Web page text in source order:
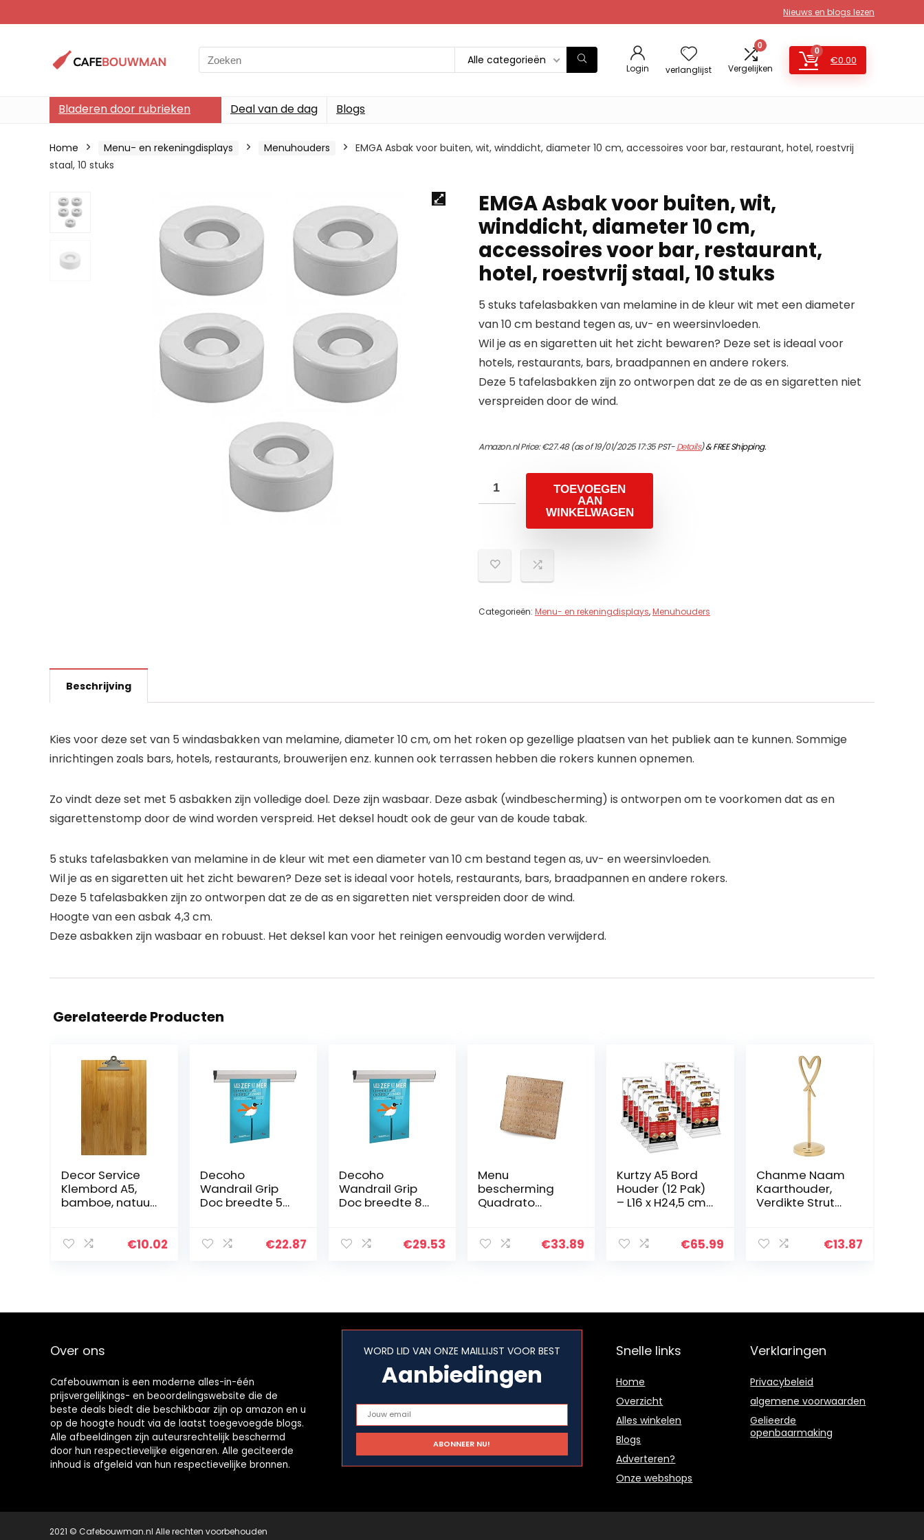
Nieuws en blogs lezen
Search
for:
Alle categorieën
Login verlanglijst
0
Vergelijken
0
€0.00
Bladeren door rubrieken Deal van de dag Blogs
Home Menu- en rekeningdisplays Menuhouders
EMGA Asbak voor buiten, wit, winddicht, diameter 10 cm, accessoires voor bar, restaurant, hotel, roestvrij
staal, 10 stuks
EMGA Asbak voor buiten, wit,
winddicht, diameter 10 cm,
accessoires voor bar, restaurant,
hotel, roestvrij staal, 10 stuks
5 stuks tafelasbakken van melamine in de kleur wit met een diameter
van 10 cm bestand tegen as, uv- en weersinvloeden.
Wil je as en sigaretten uit het zicht bewaren? Deze set is ideaal voor
hotels, restaurants, bars, braadpannen en andere rokers.
Deze 5 tafelasbakken zijn zo ontworpen dat ze de as en sigaretten niet
verspreiden door de wind.
Amazon.nl Price:€27.48(as of 19/01/2025 17:35 PST-Details)&FREE Shipping.
TOEVOEGEN
AAN
WINKELWAGEN
Categorieën: Menu- en rekeningdisplays,Menuhouders
Beschrijving
Kies voor deze set van 5 windasbakken van melamine, diameter 10 cm, om het roken op gezellige plaatsen van het publiek aan te kunnen. Sommige
inrichtingen zoals bars, hotels, restaurants, brouwerijen enz. kunnen ook terrassen hebben die rokers kunnen opnemen.
Zo vindt deze set met 5 asbakken zijn volledige doel. Deze zijn wasbaar. Deze asbak (windbescherming) is ontworpen om te voorkomen dat as en
sigarettenstomp door de wind worden verspreid. Het deksel houdt ook de geur van de koude tabak.
5 stuks tafelasbakken van melamine in de kleur wit met een diameter van 10 cm bestand tegen as, uv- en weersinvloeden.
Wil je as en sigaretten uit het zicht bewaren? Deze set is ideaal voor hotels, restaurants, bars, braadpannen en andere rokers.
Deze 5 tafelasbakken zijn zo ontworpen dat ze de as en sigaretten niet verspreiden door de wind.
Hoogte van een asbak 4,3 cm.
Deze asbakken zijn wasbaar en robuust. Het deksel kan voor het reinigen eenvoudig worden verwijderd.
Gerelateerde Producten
Decor Service
Klembord A5,
bamboe, natuur,
€10.02
Decoho
Wandrail Grip
Doc breedte 58
met Fast Note –
€22.87
Decoho
Wandrail Grip
Doc breedte 88
met Fast Note –
€29.53
Menu
bescherming
Quadrato
€33.89
Kurtzy A5 Bord
Houder (12 Pak)
– L16 x H24,5 cm
Verticale Tafel
Advertentie
€65.99
Chanme Naam
Kaarthouder,
Verdikte Strut
uder voor
€13.87
Over ons
Cafebouwman is een moderne alles-in-één
prijsvergelijkings- en beoordelingswebsite die de
beste deals biedt die beschikbaar zijn op amazon en u
op de hoogte houdt via de laatst toegevoegde blogs.
Alle afbeeldingen zijn auteursrechtelijk beschermd
door hun respectievelijke eigenaren. Alle geciteerde
inhoud is afgeleid van hun respectievelijke bronnen.
WORD LID VAN ONZE MAILLIJST VOOR BEST
Aanbiedingen
Snelle links
Home
Overzicht
Alles winkelen
Blogs
Adverteren?
Onze webshops
Verklaringen
Privacybeleid
algemene voorwaarden
Gelieerde
openbaarmaking
2021 © Cafebouwman.nl Alle rechten voorbehouden